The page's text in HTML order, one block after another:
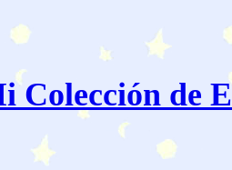
Colección de